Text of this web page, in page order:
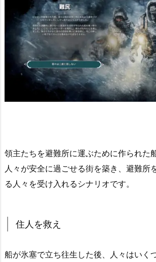
領主たちを避難所に運ぶために作られた
人々が安全に過ごせる街を築き、避難所
る人々を受け入れるシナリオです。
住人を救え
船が氷塞で立ち往生した後、人々はいく